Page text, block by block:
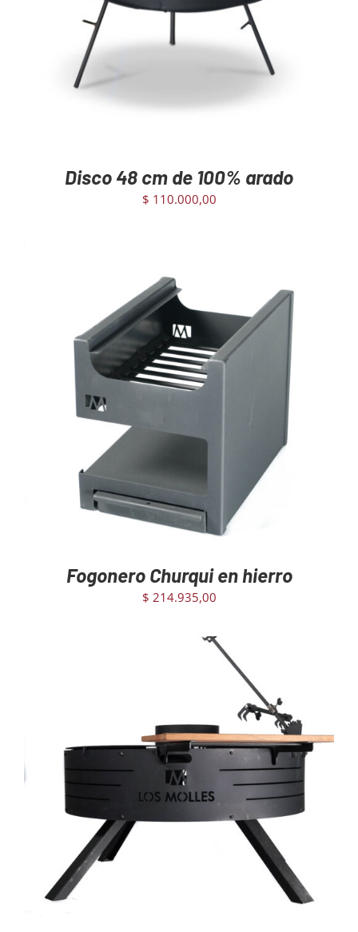
Disco 48 cm de 100% arado
$ 110.000,00
AGREGAR AL CARRITO
Fogonero Churqui en hierro
$ 214.935,00
AGREGAR AL CARRITO / DETAILS